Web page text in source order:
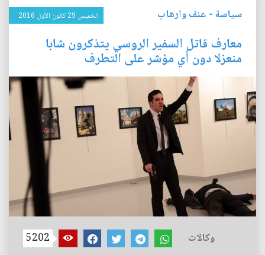
سياسة- عنف وارهاب الخميس 29 كانون الأول 2016
معارف قاتل السفير الروسي يتذكرون شابا
منعزلا دون أي مؤشر على التطرف
وكالات 5202